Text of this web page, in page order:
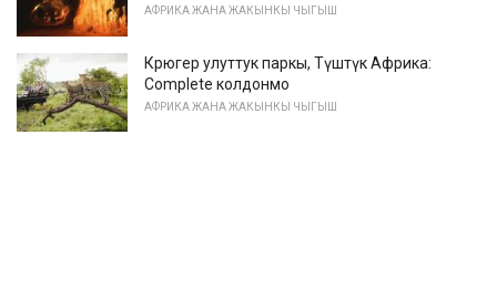
АФРИКА ЖАНА ЖАКЫНКЫ ЧЫГЫШ
Крюгер улуттук паркы, Түштүк Африка:
Complete колдонмо
АФРИКА ЖАНА ЖАКЫНКЫ ЧЫГЫШ